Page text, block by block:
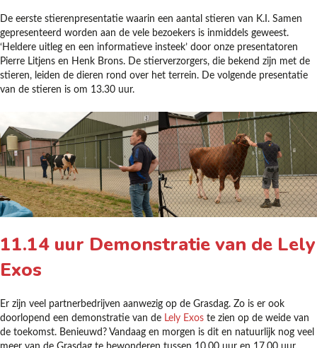
De eerste stierenpresentatie waarin een aantal stieren van K.I. Samen
gepresenteerd worden aan de vele bezoekers is inmiddels geweest.
‘Heldere uitleg en een informatieve insteek’ door onze presentatoren
Pierre Litjens en Henk Brons. De stierverzorgers, die bekend zijn met de
stieren, leiden de dieren rond over het terrein. De volgende presentatie
van de stieren is om 13.30 uur.
11.14 uur Demonstratie van de Lely
Exos
Er zijn veel partnerbedrijven aanwezig op de Grasdag. Zo is er ook
doorlopend een demonstratie van de Lely Exos te zien op de weide van
de toekomst. Benieuwd? Vandaag en morgen is dit en natuurlijk nog veel